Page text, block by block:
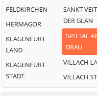
Irschen
Kleblach-Lind
FELDKIRCHEN
HERMAGOR
KLAGENFURT
LAND
KLAGENFURT
STADT
SANKT
DER GLAN
SPITTAL
DRAU
VILLACH
VILLACH